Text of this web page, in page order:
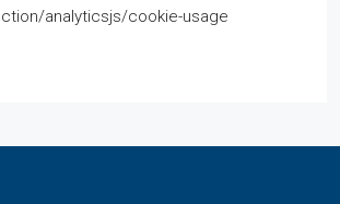
analyticsjs/cookie-usage